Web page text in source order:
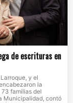
de escrituras en
y el
la
familias del
Municipalidad, contó